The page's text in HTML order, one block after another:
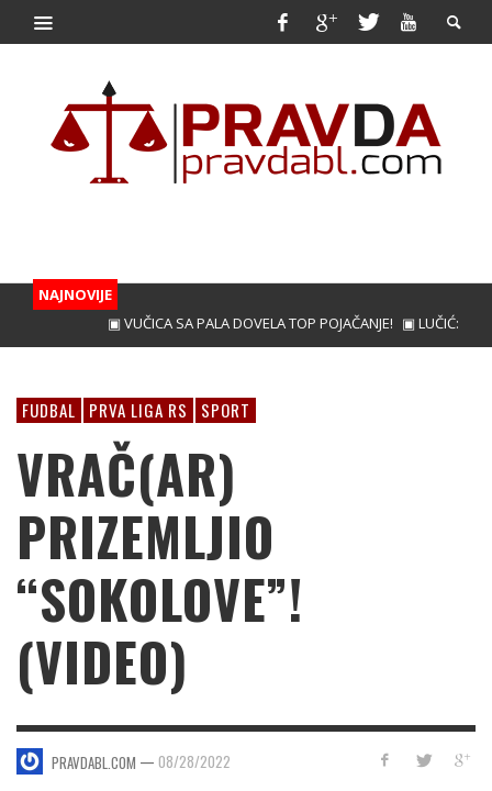
NAJNOVIJE
▣ VUČICA SA PALA DOVELA TOP POJAČANJE! ▣ LUČIĆ: BIĆEMO
FUDBAL PRVA LIGA RS SPORT
VRAČ(AR)
PRIZEMLJIO
“SOKOLOVE”!
(VIDEO)
PRAVDABL.COM — 08/28/2022